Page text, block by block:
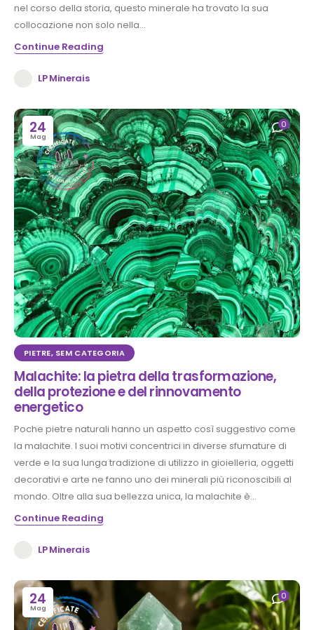
nel corso della storia, questo minerale ha trovato la sua
collocazione non solo nella...
Continue Reading
LP Minerais
24
Mag
0
PIETRE, SEM CATEGORIA
Malachite: la pietra della trasformazione,
della protezione e del rinnovamento
energetico
Poche pietre naturali hanno un aspetto così suggestivo come
la malachite. I suoi motivi concentrici in diverse sfumature di
verde e la sua lunga tradizione di utilizzo in gioielleria, oggetti
decorativi e arte ne fanno uno dei minerali più riconoscibili al
mondo. Oltre alla sua bellezza unica, la malachite è...
Continue Reading
LP Minerais
24
Mag
0